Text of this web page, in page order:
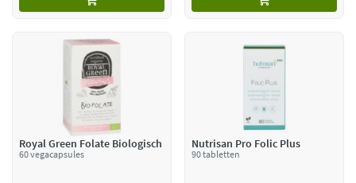
Royal Green Folate Biologisch
60 vegacapsules
Nutrisan Pro Folic Plus
90 tabletten